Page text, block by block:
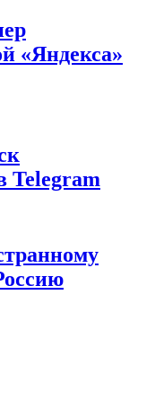
«Яндекса»
Telegram